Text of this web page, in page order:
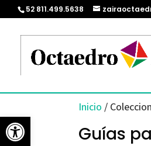
Abrir barra de herramientas
52 811.499.5638
Inicio /
Guías